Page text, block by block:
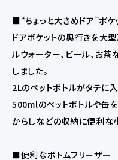
■“ちょっと大きめドア”ポケ
ドアポケットの奥行きを大
ルウォーター、ビール、お
しました。
2Lのペットボトルがタテに
500mlのペットボトルや缶を
からしなどの収納に便利な
■便利なボトムフリーザー